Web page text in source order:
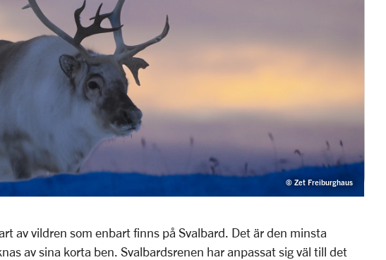
© Zet Freiburghaus
av vildren som enbart finns på Svalbard. Det är den minsta
av sina korta ben. Svalbardsrenen har anpassat sig väl till det